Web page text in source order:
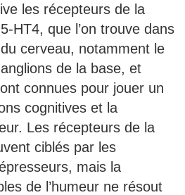
les récepteurs de la
HT4, que l’on trouve dans
cerveau, notamment le
de la base, et
connues pour jouer un
cognitives et la
Les récepteurs de la
ciblés par les
mais la
de l’humeur ne résout